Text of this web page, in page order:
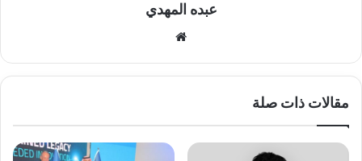
عبده المهدي
الوي
مقالات ذات صلة